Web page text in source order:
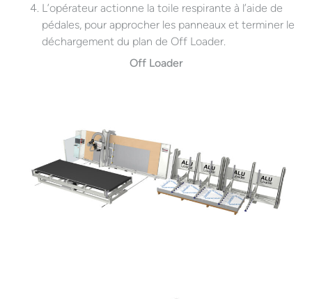
L’opérateur actionne la toile respirante à l’aide de
pédales, pour approcher les panneaux et terminer le
déchargement du plan de Off Loader
Off Loader